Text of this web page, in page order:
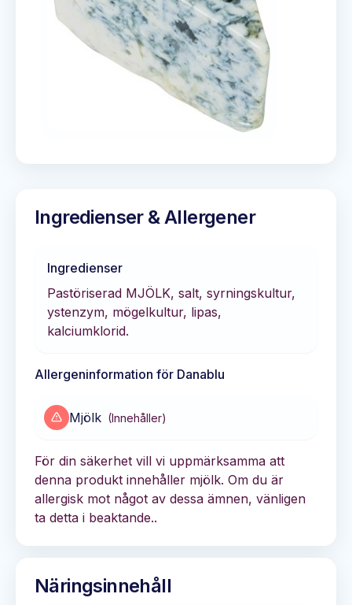
Ingredienser & Allergener
Ingredienser
Pastöriserad MJÖLK, salt, syrningskultur,
ystenzym, mögelkultur, lipas,
kalciumklorid.
Allergeninformation för Danablu
Mjölk (Innehåller)
För din säkerhet vill vi uppmärksamma att
denna produkt innehåller mjölk. Om du är
allergisk mot något av dessa ämnen, vänligen
ta detta i beaktande..
Näringsinnehåll